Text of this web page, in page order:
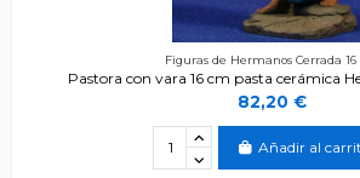
Figuras de Hermanos Cerrada 16
Pastora con vara 16 cm pasta cerámica
82,20 €
Añadir al